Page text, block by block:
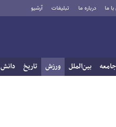
ما درباره ما تبلیغات آرشیو
جامعه بین‌الملل ورزش تاریخ دانش